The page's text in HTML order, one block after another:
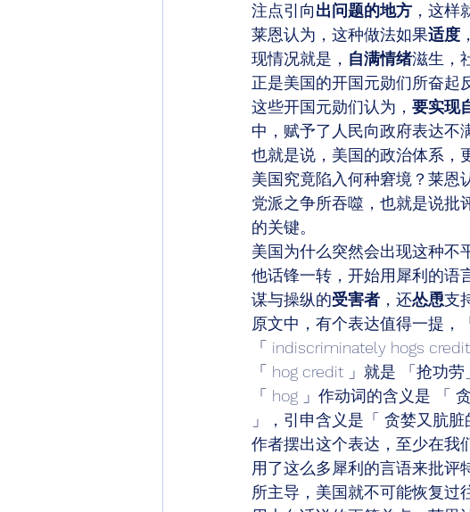
注点引向出问题的地方 ，这样
莱恩认为，这种做法如果适度
现情况就是， 自满情绪滋生，
正是美国的开国元勋们所奋起
这些开国元勋们认为， 要实现
中，赋予了人民向政府表达不
也就是说，美国的政治体系，
美国究竟陷入何种窘境？莱恩
党派之争所吞噬，也就是说批
的关键。
美国为什么突然会出现这种不
他话锋一转，开始用犀利的语
谋与操纵的受害者 ，还怂恿支
原文中，有个表达值得一提，
「 indiscriminately hogs credit
「 hog credit 」就是 「抢功
「 hog 」作动词的含义是 「
」，引申含义是「 贪婪又肮
作者摆出这个表达，至少在我
用了这么多犀利的言语来批评
所主导，美国就不可能恢复过